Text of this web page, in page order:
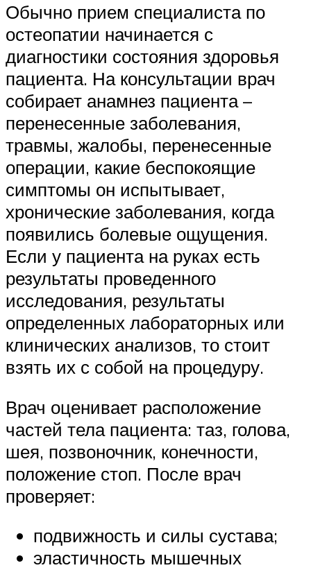
Обычно прием специалиста по
остеопатии начинается с
диагностики состояния здоровья
пациента. На консультации врач
собирает анамнез пациента –
перенесенные заболевания,
травмы, жалобы, перенесенные
операции, какие беспокоящие
симптомы он испытывает,
хронические заболевания, когда
появились болевые ощущения.
Если у пациента на руках есть
результаты проведенного
исследования, результаты
определенных лабораторных или
клинических анализов, то стоит
взять их с собой на процедуру.
Врач оценивает расположение
частей тела пациента: таз, голова,
шея, позвоночник, конечности,
положение стоп. После врач
проверяет:
подвижность и силы сустава;
эластичность мышечных